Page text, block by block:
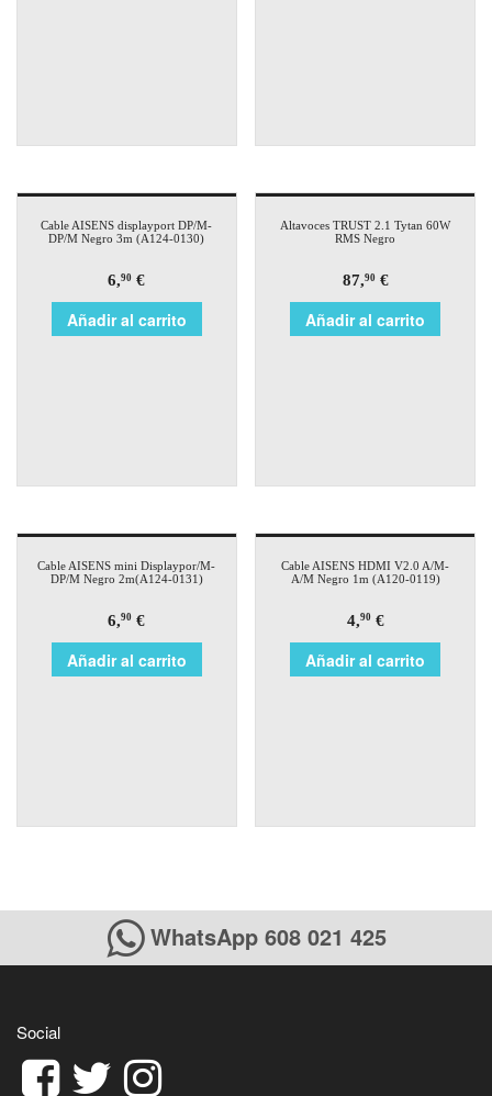
Cable AISENS displayport DP/M-
DP/M Negro 3m (A124-0130)
6,90 €
Añadir al carrito
Altavoces TRUST 2.1 Tytan 60W
RMS Negro
87,90€
Añadir al carrito
Cable AISENS mini Displaypor/M-
DP/M Negro 2m(A124-0131)
6,90 €
Añadir al carrito
Cable AISENS HDMI V2.0 A/M-
A/M Negro 1m (A120-0119)
4,90€
Añadir al carrito
WhatsApp 608 021 425
Social